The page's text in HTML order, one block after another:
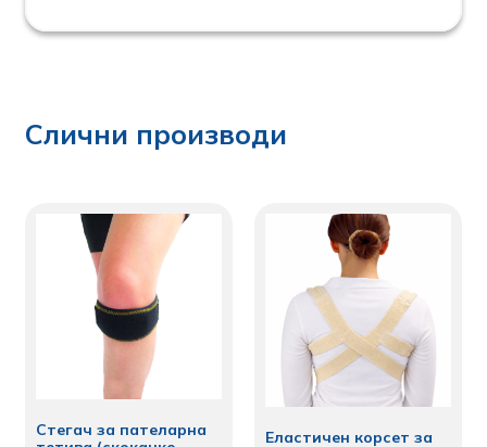
Слични производи
Стегач за пателарна
Еластичен корсет за